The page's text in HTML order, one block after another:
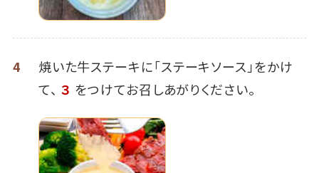
4
焼いた牛ステーキに「ステーキソース」をかけ
て、 ３ をつけてお召しあがりください。